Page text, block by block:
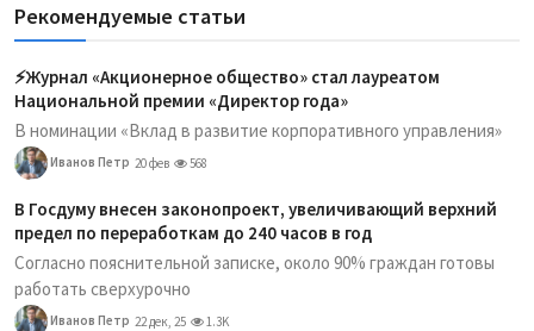
Рекомендуемые статьи
⚡️Журнал «Акционерное общество» стал лауреатом
Национальной премии «Директор года»
В номинации «Вклад в развитие корпоративного управления»
Иванов Петр 20 фев 568
В Госдуму внесен законопроект, увеличивающий верхний
предел по переработкам до 240 часов в год
Согласно пояснительной записке, около 90% граждан готовы
работать сверхурочно
Иванов Петр 22 дек, 25 1.3K